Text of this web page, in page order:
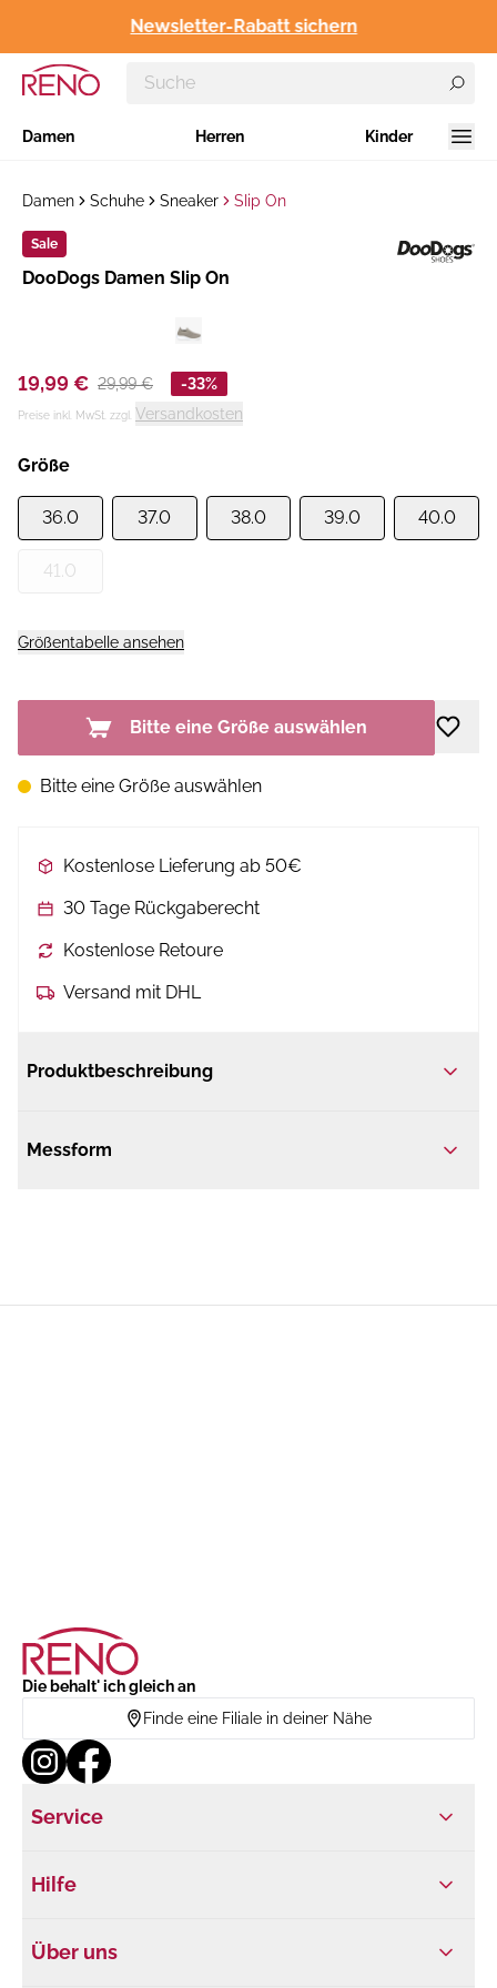
Newsletter-Rabatt sichern
Damen Herren Kinder
Damen Schuhe Sneaker Slip On
Sale
Hersteller:
DooDogs Damen Slip On
19,99 € 29,99 € -33%
Preise inkl. MwSt. zzgl. Versandkosten
Größe
36.0 37.0 38.0 39.0 40.0
41.0
Größentabelle ansehen
Bitte eine Größe auswählen
Bitte eine Größe auswählen
Kostenlose Lieferung ab 50€
30 Tage Rückgaberecht
Kostenlose Retoure
Versand mit DHL
Produktbeschreibung
Messform
Die behalt' ich gleich an
Finde eine Filiale in deiner Nähe
Service
Hilfe
Über uns